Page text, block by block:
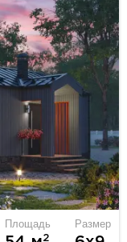
Площадь
2
Размер